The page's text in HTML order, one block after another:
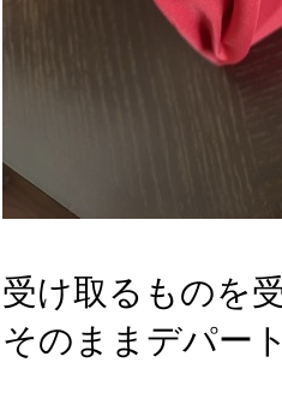
受け取るものを
そのままデパー